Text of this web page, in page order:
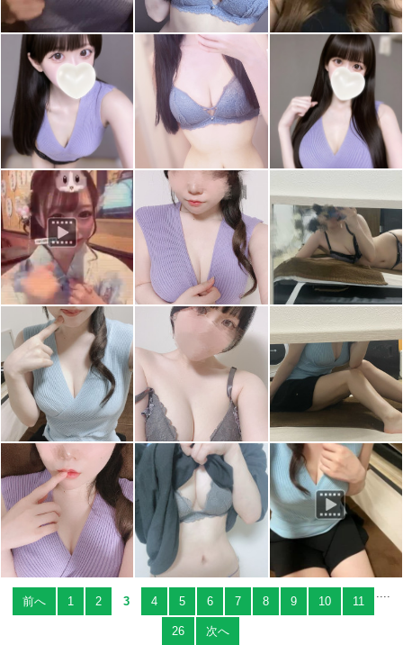
前へ 1 2 3 4 5 6 7 8 9 10 11
26 次へ